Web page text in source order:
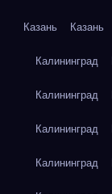
Казань Казань
Калининград
Калининград
Калининград
Калининград